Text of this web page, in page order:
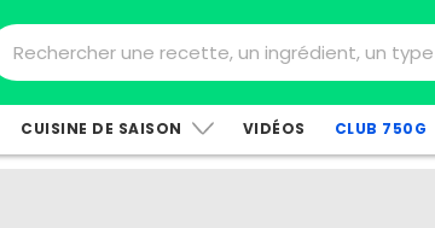
CUISINE DE SAISON VIDÉOS CLUB 750G